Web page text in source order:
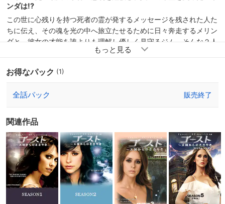
ンダは!?
この世に心残りを持つ死者の霊が発するメッセージを残された人た
ちに伝え、その魂を光の中へ旅立たせるために日々奔走するメリン
ダと、彼女の才能を誰よりも理解し優しく見守るジム。そんな２人
が新しい家族を作ろうと決心した矢先に起こったある事件。これま
は、大きく狂いはじめてしまう。あまりの衝撃に一時は霊と対話す
メリンダの新たな味方となる心理学教授のイーライに支えられ、悲
いく。涙なしでは見られない全23話を完全収録した、感動の大人
お得なパック (1)
全話パック 販売終了
関連作品